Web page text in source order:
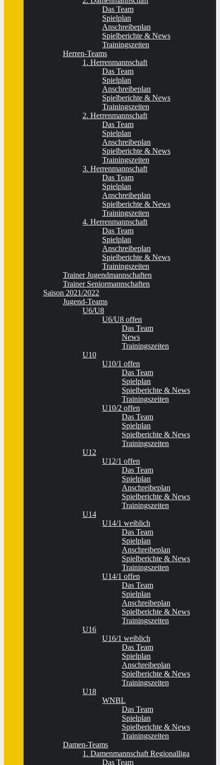
Das Team
Spielplan
Anschreibeplan
Spielberichte & News
Trainingszeiten
Herren-Teams
1. Herrenmannschaft
Das Team
Spielplan
Anschreibeplan
Spielberichte & News
Trainingszeiten
2. Herrenmannschaft
Das Team
Spielplan
Anschreibeplan
Spielberichte & News
Trainingszeiten
3. Herrenmannschaft
Das Team
Spielplan
Anschreibeplan
Spielberichte & News
Trainingszeiten
4. Herrenmannschaft
Das Team
Spielplan
Anschreibeplan
Spielberichte & News
Trainingszeiten
Trainer Jugendmannschaften
Trainer Seniormannschaften
Saison 2021/2022
Jugend-Teams
U6/U8
U6/U8 offen
Das Team
News
Trainingszeiten
U10
U10/1 offen
Das Team
Spielplan
Spielberichte & News
Trainingszeiten
U10/2 offen
Das Team
Spielplan
Spielberichte & News
Trainingszeiten
U12
U12/1 offen
Das Team
Spielplan
Anschreibeplan
Spielberichte & News
Trainingszeiten
U14
U14/1 weiblich
Das Team
Spielplan
Anschreibeplan
Spielberichte & News
Trainingszeiten
U14/1 offen
Das Team
Spielplan
Anschreibeplan
Spielberichte & News
Trainingszeiten
U16
U16/1 weiblich
Das Team
Spielplan
Anschreibeplan
Spielberichte & News
Trainingszeiten
U18
WNBL
Das Team
Spielplan
Spielberichte & News
Trainingszeiten
Damen-Teams
1. Damenmannschaft Regionalliga
Das Team